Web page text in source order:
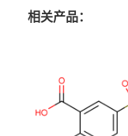
相关产品：